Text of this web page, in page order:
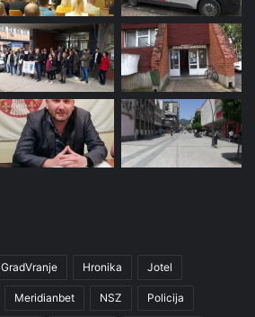
GradVranje Hronika Jotel
Meridianbet NSZ Policija